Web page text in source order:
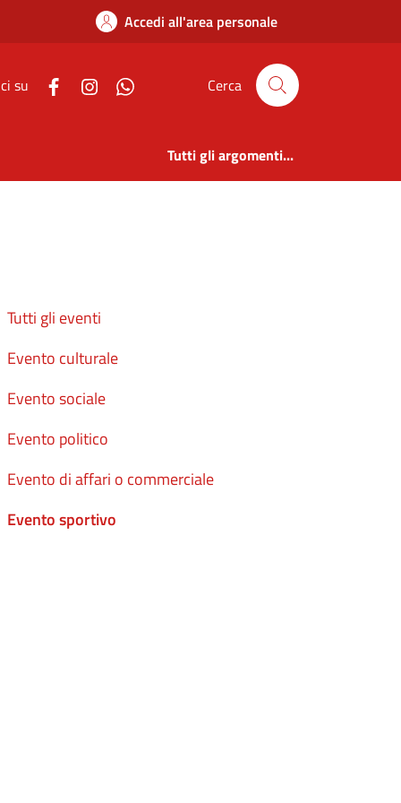
Accedi all'area personale
su Cerca
Tutti gli argomenti...
Tutti gli eventi
Evento culturale
Evento sociale
Evento politico
Evento di affari o commerciale
Evento sportivo